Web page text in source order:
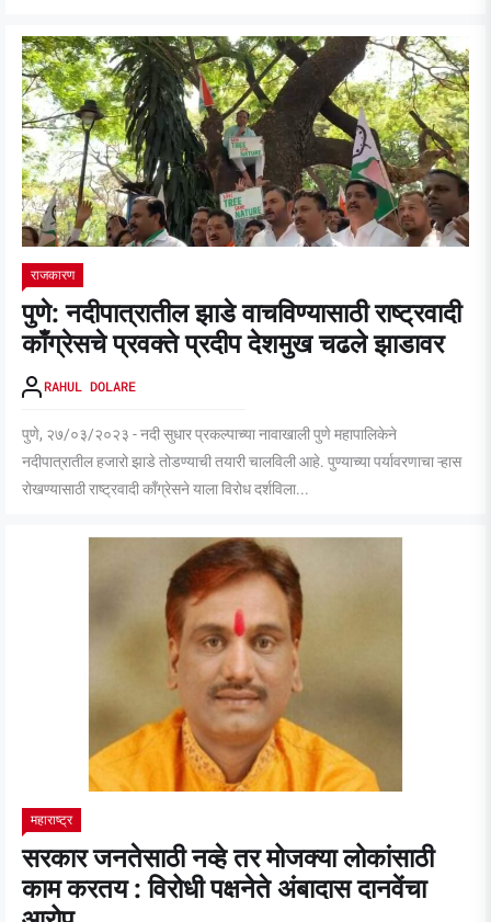
राजकारण
पुणे: नदीपात्रातील झाडे वाचविण्यासाठी राष्ट्रवादी
काँग्रेसचे प्रवक्ते प्रदीप देशमुख चढले झाडावर
RAHUL DOLARE
पुणे, २७/०३/२०२३ - नदी सुधार प्रकल्पाच्या नावाखाली पुणे महापालिकेने
नदीपात्रातील हजारो झाडे तोडण्याची तयारी चालविली आहे. पुण्याच्या पर्यावरणाचा ऱ्हास
रोखण्यासाठी राष्ट्रवादी काँग्रेसने याला विरोध दर्शविला...
महाराष्ट्र
सरकार जनतेसाठी नव्हे तर मोजक्या लोकांसाठी
काम करतय : विरोधी पक्षनेते अंबादास दानवेंचा